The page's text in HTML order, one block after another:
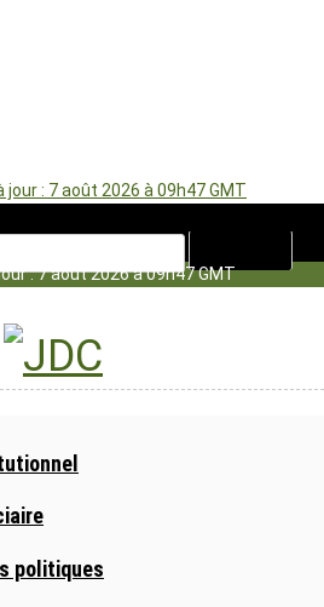
jour : 7 août 2026 à 09h47 GMT
: 7 août 2026 à 09h47 GMT
politiques